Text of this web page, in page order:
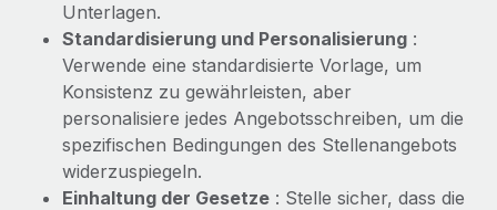
Unterlagen.
Standardisierung und Personalisierung :
Verwende eine standardisierte Vorlage, um
Konsistenz zu gewährleisten, aber
personalisiere jedes Angebotsschreiben, um die
spezifischen Bedingungen des Stellenangebots
widerzuspiegeln.
Einhaltung der Gesetze : Stelle sicher, dass die